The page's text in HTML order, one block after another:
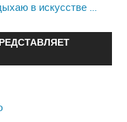
в искусстве …